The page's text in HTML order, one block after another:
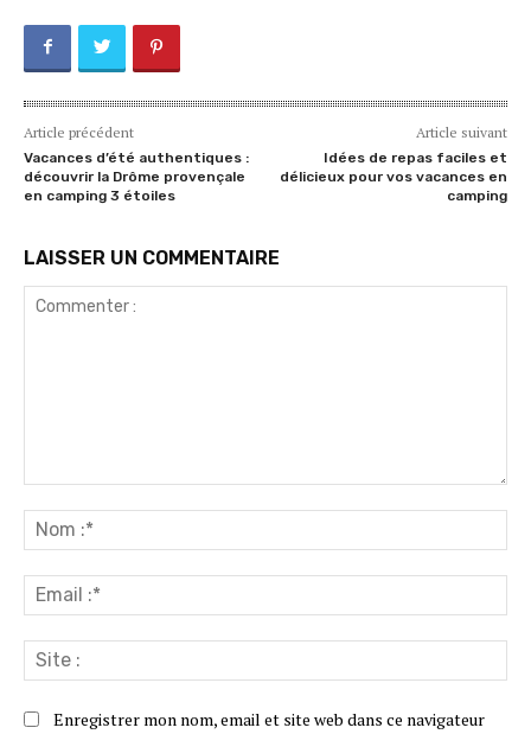
Article précédent
Vacances d’été authentiques :
découvrir la Drôme provençale
en camping 3 étoiles
Article suivant
Idées de repas faciles et
délicieux pour vos vacances en
camping
LAISSER UN COMMENTAIRE
:*
:*
:
Enregistrer mon nom, email et site web dans ce navigateur